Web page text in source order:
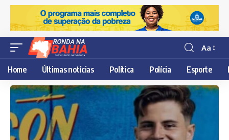
Resisor
de
fonte
Aa
Home Últimas notícias Política Polícia Esporte